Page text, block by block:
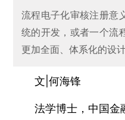
流程电子化审核注册意
统的开发，或者一个流
更加全面、体系化的设
文|何海锋
法学博士，中国金